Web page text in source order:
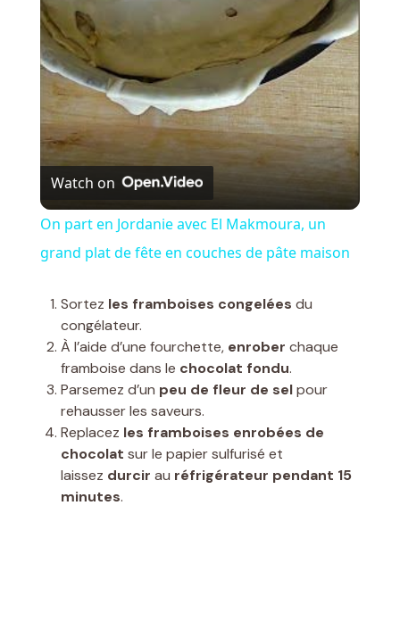
a
y
V
i
o
Watch on
On part en Jordanie avec El Makmoura, un
grand plat de fête en couches de pâte maison
Sortez les framboises congelées du
congélateur.
À l’aide d’une fourchette, enrober chaque
framboise dans le chocolat fondu.
Parsemez d’un peu de fleur de selpour
rehausser les saveurs.
Replacez les framboises enrobées de
chocolat sur le papier sulfurisé et
laissez durcir au réfrigérateur pendant 15
minutes.